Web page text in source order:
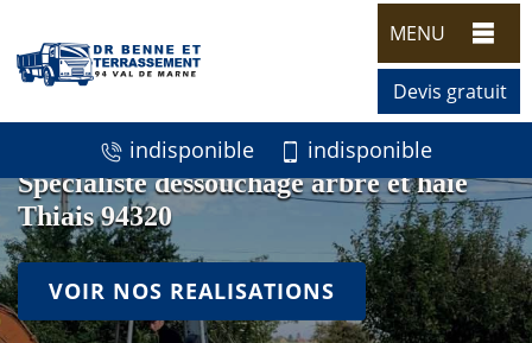
MENU
Devis gratuit
indisponible indisponible
Spécialiste dessouchage arbre et haie
Thiais 94320
VOIR NOS REALISATIONS